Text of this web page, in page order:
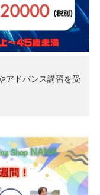
アドバンス講習を受